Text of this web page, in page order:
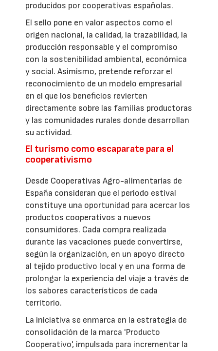
producidos por cooperativas españolas.
El sello pone en valor aspectos como el
origen nacional, la calidad, la trazabilidad, la
producción responsable y el compromiso
con la sostenibilidad ambiental, económica
y social. Asimismo, pretende reforzar el
reconocimiento de un modelo empresarial
en el que los beneficios revierten
directamente sobre las familias productoras
y las comunidades rurales donde desarrollan
su actividad.
El turismo como escaparate para el
cooperativismo
Desde Cooperativas Agro-alimentarias de
España consideran que el periodo estival
constituye una oportunidad para acercar los
productos cooperativos a nuevos
consumidores. Cada compra realizada
durante las vacaciones puede convertirse,
según la organización, en un apoyo directo
al tejido productivo local y en una forma de
prolongar la experiencia del viaje a través de
los sabores característicos de cada
territorio.
La iniciativa se enmarca en la estrategia de
consolidación de la marca 'Producto
Cooperativo', impulsada para incrementar la